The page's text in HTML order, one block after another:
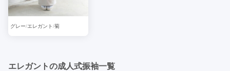
グレー エレガント 菊
エレガントの成人式振袖一覧